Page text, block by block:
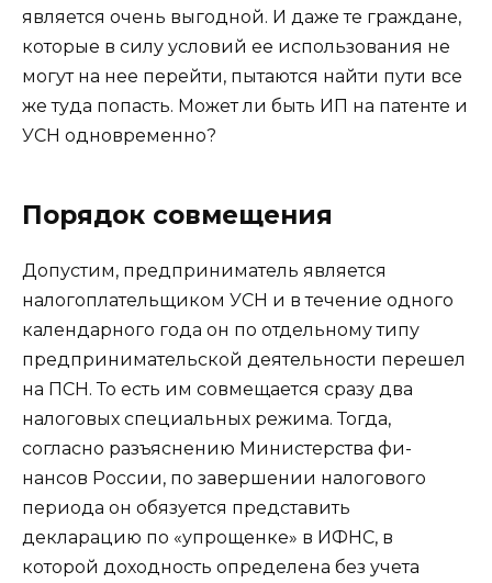
является очень выгодной. И даже те граждане,
которые в силу условий ее использования не
могут на нее перейти, пытаются найти пути все
же туда попасть. Может ли быть ИП на патенте и
УСН одновременно?
Порядок совмещения
Допустим, предпринима­тель является
налогоплательщиком УСН и в течение одного
ка­лендарного года он по отдельному типу
предпринимательской деятельности перешел
на ПСН. То есть им совмещается сразу два
налоговых специальных режима. Тогда,
согласно разъяснению Министерства фи­
нансов России, по завершении налогового
периода он обязуется пред­ставить
декларацию по «упрощенке» в ИФНС, в
которой доходность определена без учета